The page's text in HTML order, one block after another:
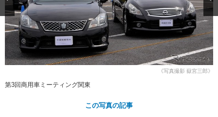
自動車豆知識 ストップ！不具合修理＆粗悪修理
鈑金・塗装
ディテイリング 洗車
ヘッドライト磨き コーティング
フィルム・ラッピング
鈑金・塗装
小キズ直し 防錆
特集記事
ストップ 不具合修理＆粗悪修理
カーメーカー「旧車」関連プロジェ
クト
コラム
ショップ紹介
《写真撮影 嶽宮三郎》
第3回商用車ミーティング関東
この写真の記事